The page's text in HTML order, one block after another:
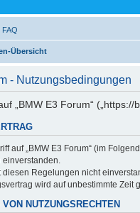
FAQ
Übersicht
- Nutzungsbedingungen
„BMW E3 Forum“
auf „BMW E3 Forum“ (im
einverstanden.
diesen Regelungen nicht
wird auf unbestimmte
NUTZUNGSRECHTEN